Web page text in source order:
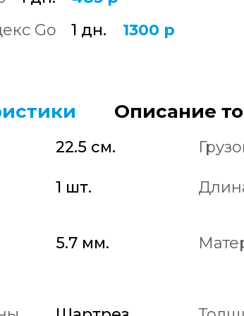
Go
1 дн. 1300 р
Описание
22.5 см.
1 шт.
5.7 мм.